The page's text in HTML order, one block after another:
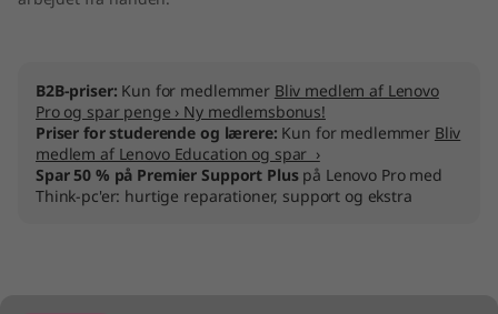
B2B-priser: Kun for medlemmer Bliv medlem af Lenovo
Pro og spar penge › Ny medlemsbonus!
Priser for studerende og lærere: Kun for medlemmer Bliv
medlem af Lenovo Education og spar ›
Spar 50 % på Premier Support Pluspå Lenovo Pro med
Think-pc'er: hurtige reparationer, support og ekstra